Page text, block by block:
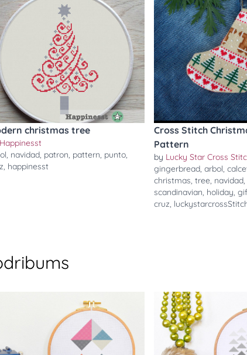
christmas tree
Happinesst
, navidad, patron, pattern, punto,
, happinesst
Cross Stitch
Pattern
by Lucky Star Cross
gingerbread, arbol,
christmas, tree, navidad,
scandinavian, holiday,
cruz,